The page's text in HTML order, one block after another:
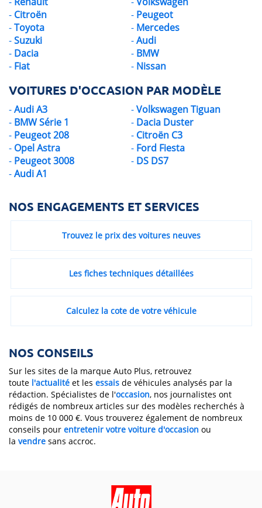
Citroën
Toyota
Suzuki
Dacia
Fiat
Peugeot
Mercedes
Audi
BMW
Nissan
VOITURES D'OCCASION PAR MODÈLE
Audi A3
BMW Série 1
Peugeot 208
Opel Astra
Peugeot 3008
Audi A1
Volkswagen Tiguan
Dacia Duster
Citroën C3
Ford Fiesta
DS DS7
NOS ENGAGEMENTS ET SERVICES
Trouvez le prix des voitures neuves
Les fiches techniques détaillées
Calculez la cote de votre véhicule
NOS CONSEILS
Sur les sites de la marque Auto Plus, retrouvez
toute l'actualité et les essais de véhicules analysés par la
rédaction. Spécialistes de l'occasion, nos journalistes ont
rédigés de nombreux articles sur des modèles recherchés à
moins de 10 000 €. Vous trouverez également de nombreux
conseils pour entretenir votre voiture d'occasion ou
la vendre sans accroc.